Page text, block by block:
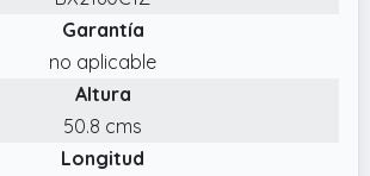
unicornio mecedora que
perfecto para cualquier
sala de juegos!
Garantía
no aplicable
Altura
50.8 cms
Longitud